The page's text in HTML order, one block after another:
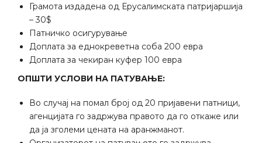
Грамота издадена од Ерусалимската патријаршија
– 30$
Патничко осигурување
Доплата за еднокреветна соба 200 евра
Доплата за чекиран куфер 100 евра
ОПШТИ УСЛОВИ НА ПАТУВАЊЕ:
Во случај на помал број од 20 пријавени патници,
агенцијата го задржува правото да го откаже или
да ја зголеми цената на аранжманот.